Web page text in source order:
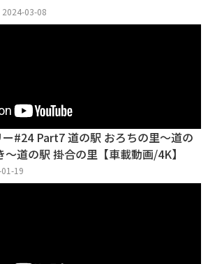
2024-03-08
#24 Part7 道の駅 おろちの里～道の
道の駅 掛合の里【車載動画/4K】
19